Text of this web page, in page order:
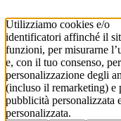
Utilizziamo cookies e/o
identificatori affinché il
funzioni, per misurarne
e, con il tuo consenso,
personalizzazione degli
(incluso il remarketing) e
pubblicità personalizzata
personalizzata.